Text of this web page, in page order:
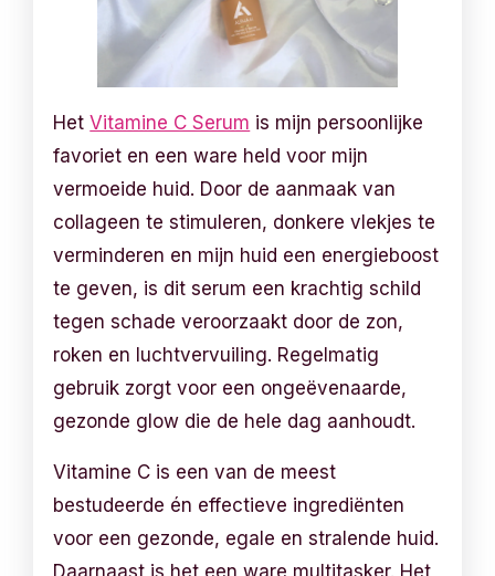
HetVitamine C Serum is mijn persoonlijke
favoriet en een ware held voor mijn
vermoeide huid. Door de aanmaak van
collageen te stimuleren, donkere vlekjes te
verminderen en mijn huid een energieboost
te geven, is dit serum een krachtig schild
tegen schade veroorzaakt door de zon,
roken en luchtvervuiling. Regelmatig
gebruik zorgt voor een ongeëvenaarde,
gezonde glow die de hele dag aanhoudt.
Vitamine C is een van de meest
bestudeerde én effectieve ingrediënten
voor een gezonde, egale en stralende huid.